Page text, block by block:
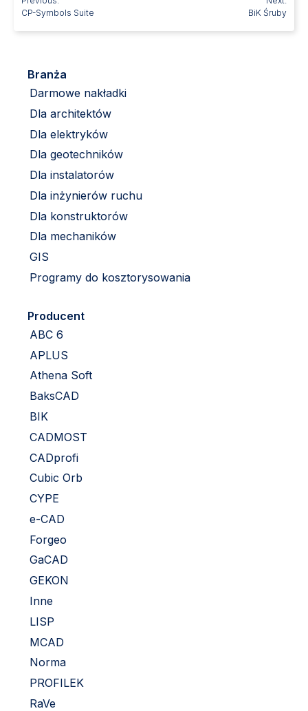
CP-Symbols Suite
BiK Śruby
Branża
Darmowe nakładki
Dla architektów
Dla elektryków
Dla geotechników
Dla instalatorów
Dla inżynierów ruchu
Dla konstruktorów
Dla mechaników
GIS
Programy do kosztorysowania
Producent
ABC 6
APLUS
Athena Soft
BaksCAD
BIK
CADMOST
CADprofi
Cubic Orb
CYPE
e-CAD
Forgeo
GaCAD
GEKON
Inne
LISP
MCAD
Norma
PROFILEK
RaVe